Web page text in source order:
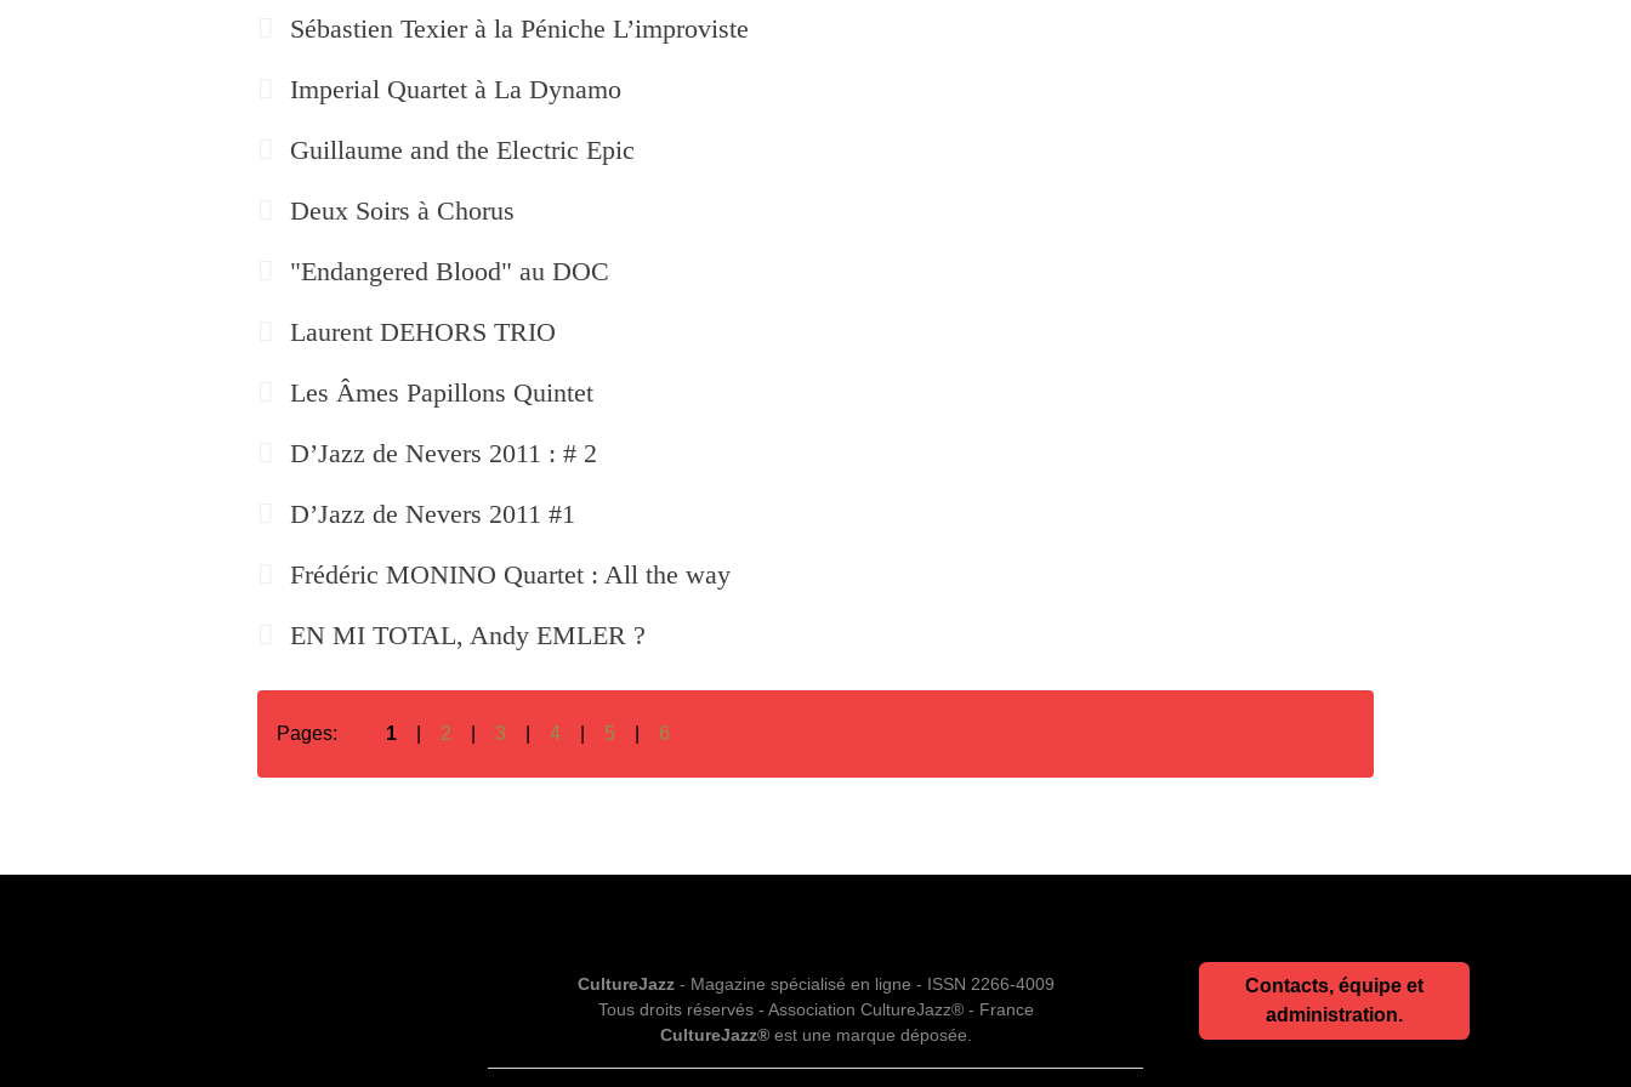
Sébastien Texier à la Péniche L’improviste
Imperial Quartet à La Dynamo
Guillaume and the Electric Epic
Deux Soirs à Chorus
"Endangered Blood" au DOC
Laurent DEHORS TRIO
Les Âmes Papillons Quintet
D’Jazz de Nevers 2011 : # 2
D’Jazz de Nevers 2011 #1
Frédéric MONINO Quartet : All the way
EN MI TOTAL, Andy EMLER ?
Pages: 1 2 3 4 5 6
CultureJazz- Magazine spécialisé en ligne - ISSN 2266-4009
Tous droits réservés - Association CultureJazz® - France
CultureJazz®est une marque déposée.
Contacts, équipe et
administration.